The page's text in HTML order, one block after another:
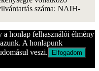
száma: NAIH-
honlap felhasználói élmény
A honlapunk
veszi.
Elfogadom